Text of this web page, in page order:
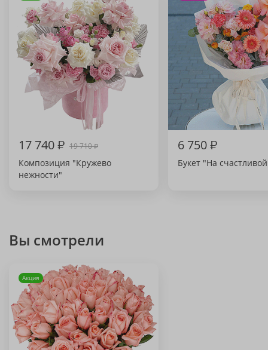
17 740₽ 19 710₽
Композиция "Кружево
нежности"
6 750₽
Букет "На
Вы смотрели
Акция